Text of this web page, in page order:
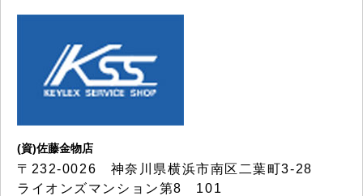
(資)佐藤金物店
〒232-0026 神奈川県横浜市南区二葉町3-28
ライオンズマンション第8 101